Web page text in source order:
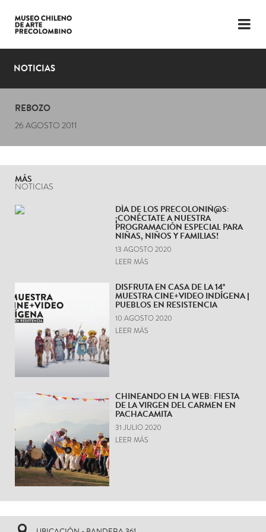
LENGUAJE
PLANIFICA TU VISITA
EXPOSICIONES
EL MUSEO
NOTICIAS
NOTICIAS
REBOZO
26 AGOSTO 2011
MÁS
NOTICIAS
DÍA DE LOS PRECOLONIÑ@S:
¡CONÉCTATE A NUESTRA
PROGRAMACIÓN ESPECIAL PARA
NIÑAS, NIÑOS Y FAMILIAS!
13 AGOSTO 2020
LEER MÁS
DISFRUTA EN CASA DE LA 14°
MUESTRA CINE+VIDEO INDÍGENA |
PUEBLOS EN RESISTENCIA
10 AGOSTO 2020
LEER MÁS
CHINEANDO EN LA WEB: FIESTA
DE LA VIRGEN DEL CARMEN EN
PACHACAMITA
31 JULIO 2020
LEER MÁS